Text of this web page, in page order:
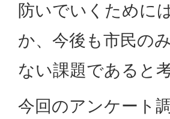
防いでいくために
か、今後も市民の
ない課題であると
今回のアンケート